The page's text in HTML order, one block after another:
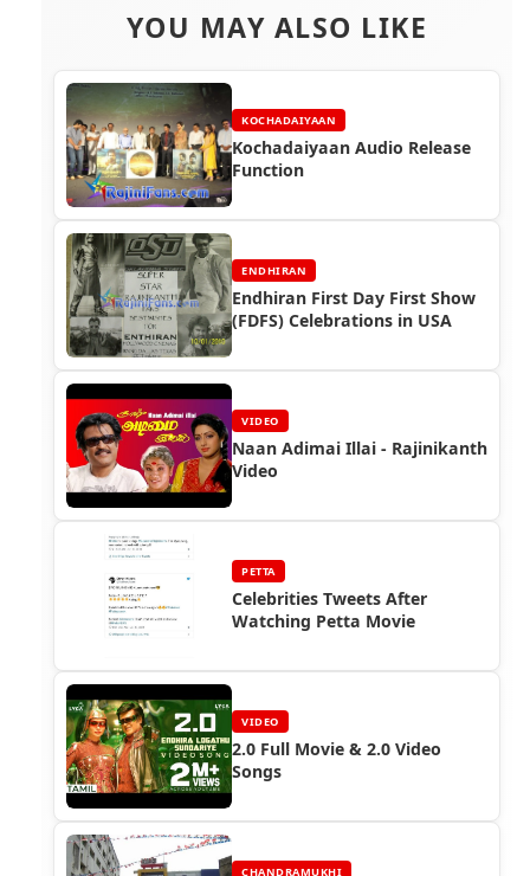
YOU MAY ALSO LIKE
KOCHADAIYAAN
Kochadaiyaan Audio Release
Function
ENDHIRAN
Endhiran First Day First Show
(FDFS) Celebrations in USA
VIDEO
Naan Adimai Illai - Rajinikanth
Video
PETTA
Celebrities Tweets After
Watching Petta Movie
VIDEO
2.0 Full Movie & 2.0 Video
Songs
CHANDRAMUKHI